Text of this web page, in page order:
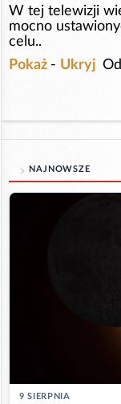
W tej telewizji
mocno
celu..
Pokaż - Ukryj
NAJNOWSZE
9 SIERPNIA